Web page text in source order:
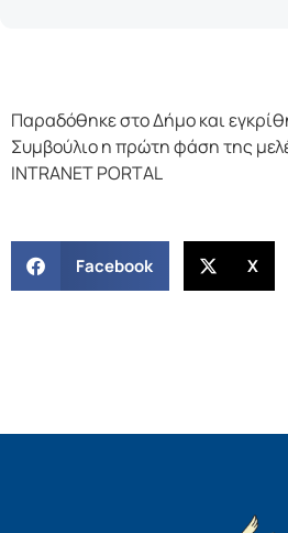
Παραδόθηκε στο Δήμο και
Συμβούλιο η πρώτη φάση της
INTRANET PORTAL
Facebook X